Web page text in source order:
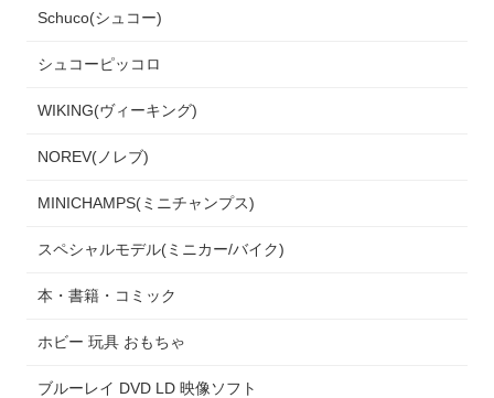
Schuco(シュコー)
シュコーピッコロ
WIKING(ヴィーキング)
NOREV(ノレブ)
MINICHAMPS(ミニチャンプス)
スペシャルモデル(ミニカー/バイク)
本・書籍・コミック
ホビー 玩具 おもちゃ
ブルーレイ DVD LD 映像ソフト